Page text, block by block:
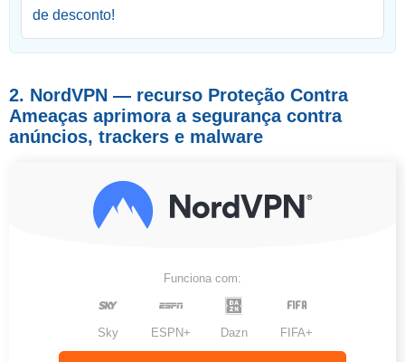
de desconto!
2. NordVPN — recurso Proteção Contra
Ameaças aprimora a segurança contra
anúncios, trackers e malware
Funciona com:
Sky ESPN+ Dazn FIFA+